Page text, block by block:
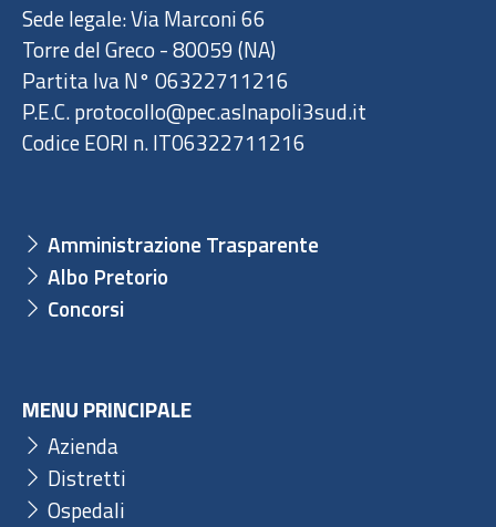
Sede legale: Via Marconi 66
Torre del Greco - 80059 (NA)
Partita Iva N° 06322711216
P.E.C. protocollo@pec.aslnapoli3sud.it
Codice EORI n. IT06322711216
Amministrazione Trasparente
Albo Pretorio
Concorsi
MENU PRINCIPALE
Azienda
Distretti
Ospedali